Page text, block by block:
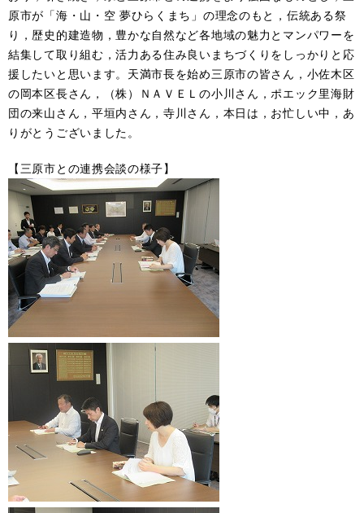
原市が「海・山・空 夢ひらくまち」の理念のもと，伝統ある祭
り，歴史的建造物，豊かな自然など各地域の魅力とマンパワーを
結集して取り組む，活力ある住み良いまちづくりをしっかりと応
援したいと思います。天満市長を始め三原市の皆さん，小佐木区
の岡本区長さん，（株）ＮＡＶＥＬの小川さん，ポエック里海財
団の来山さん，平垣内さん，寺川さん，本日は，お忙しい中，あ
りがとうございました。
【三原市との連携会談の様子】